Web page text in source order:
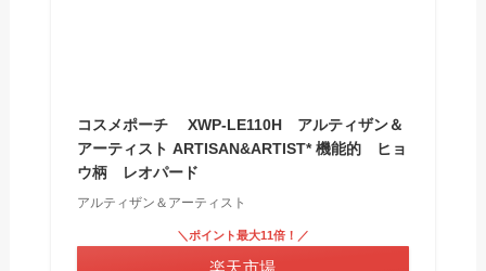
コスメポーチ XWP-LE110H アルティザン＆
アーティスト ARTISAN&ARTIST* 機能的 ヒョ
ウ柄 レオパード
アルティザン＆アーティスト
＼ポイント最大11倍！／